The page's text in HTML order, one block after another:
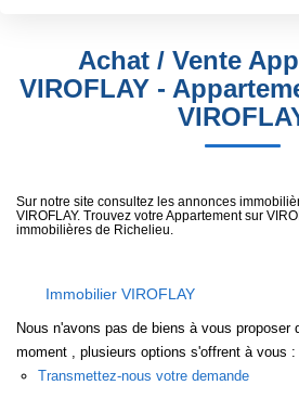
GESTION
CONTACT
Sélectionnez...
Type de bienAchat / Vente
VIROFLAY -
Sur notre site consultez les annonces
VIROFLAY. Trouvez votre Appartement sur
immobilières de Richelieu.
Immobilier VIROFLAY
Nous n'avons pas de biens à vous proposer
moment , plusieurs options s'offrent à vous :
Transmettez-nous votre demande